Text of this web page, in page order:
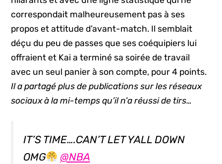
correspondait malheureusement pas à ses
propos et attitude d’avant-match. Il semblait
déçu du peu de passes que ses coéquipiers lui
offraient et Kai a terminé sa soirée de travail
avec un seul panier à son compte, pour 4 points.
Il a partagé plus de publications sur les réseaux
sociaux à la mi-temps qu’il n’a réussi de tirs…
IT’S TIME….CAN’T LET YALL DOWN
OMG
@NBA